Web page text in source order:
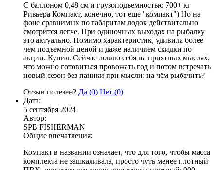
С баллоном 0,48 см и грузоподъемностью 700+ кг
Ривьера Компакт, конечно, тот еще "компакт") Но на
фоне сравнимых по габаритам лодок действительно
смотрится легче. При одиночных выходах на рыбалку
это актуально. Помимо характеристик, удивила более
чем подъемной ценой и даже наличием скидки по
акции. Купил. Сейчас ловлю себя на приятных мыслях,
что можно готовиться провожать год и потом встречать
новый сезон без паники при мысли: на чём рыбачить?
Отзыв полезен? Да (0) Нет (0)
Дата:
5 сентября 2024
Автор:
SPB FISHERMAN
Общие впечатления:
Компакт в названии означает, что для того, чтобы масса
комплекта не зашкаливала, просто чуть менее плотный